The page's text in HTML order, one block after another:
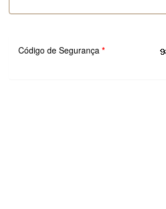
Código de Segurança *